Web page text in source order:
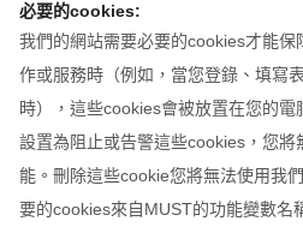
必要的cookies:
我們的網站需要必要的cookies才能
作或服務時（例如，當您登錄、填寫
時），這些cookies會被放置在您的
設置為阻止或告警這些cookies，您
能。刪除這些cookie您將無法使用我
要的cookies來自MUST的功能變數名